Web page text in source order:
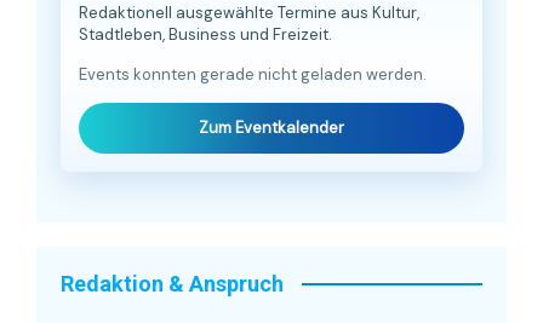
Redaktionell ausgewählte Termine aus Kultur,
Stadtleben, Business und Freizeit.
Events konnten gerade nicht geladen werden.
Zum Eventkalender
Redaktion & Anspruch